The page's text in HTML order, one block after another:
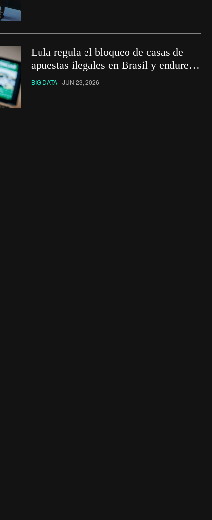
Lula regula el bloqueo de casas de
apuestas ilegales en Brasil y endurece
el cerco financiero
BIG DATA JUN 23, 2026